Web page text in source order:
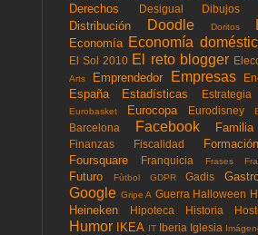
Derechos Desigual Dibujos
Distribución Doodle Doritos
Economía Economía
El Sol 2010 El reto blogger
Arts
Emprendedor Empresas
España Estadísticas Estrategia
Eurobasket Eurocopa Eurodisney
Barcelona
Facebook Familia
Finanzas Fiscalidad Formación
Foursquare
Franquicia Frases
Futuro Fùtbol GDPR Gadis
Google Gripe A Guerra Halloween
Heineken Hipoteca Historia
Humor IKEA IT Iberia Iglesia